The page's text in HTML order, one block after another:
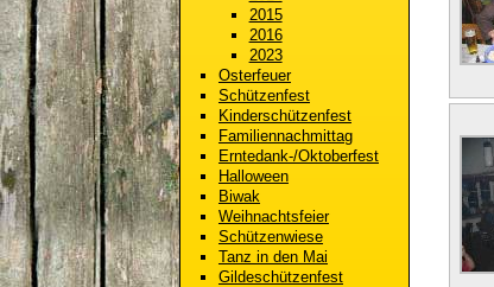
2015
2016
2023
Osterfeuer
Schützenfest
Kinderschützenfest
Familiennachmittag
Erntedank-/Oktoberfest
Halloween
Biwak
Weihnachtsfeier
Schützenwiese
Tanz in den Mai
Gildeschützenfest